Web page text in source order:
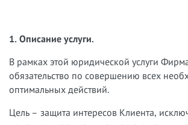
1. Описание услуги.
В рамках этой юридической услуги
обязательство по совершению всех
оптимальных действий.
Цель – защита интересов Клиента,